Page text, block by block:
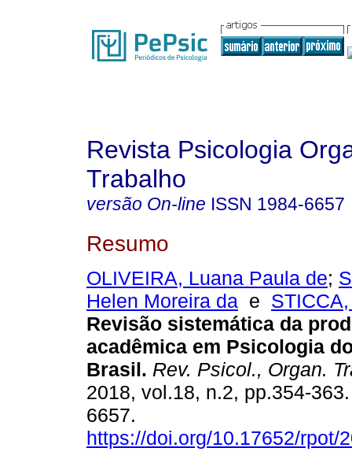
Revista Psicologia
Trabalho
versão On-line ISSN 1984-6657
Resumo
OLIVEIRA, Luana Paula de;
Helen Moreira da e
Revisão sistemática da
acadêmica em Psicologia
Brasil. Rev. Psicol., Organ.
2018, vol.18, n.2, pp.354-
6657.
https://doi.org/10.17652/rpot/